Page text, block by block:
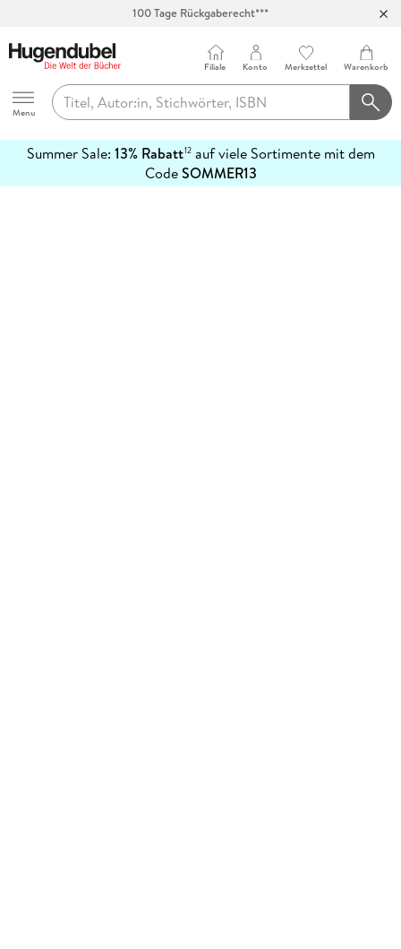
100 Tage Rückgaberecht***
Hugendubel
Menu
Filiale Konto Merkzettel Warenkorb
Summer Sale: 13% Rabatt12auf viele Sortimente mit dem
CodeSOMMER13
erfahren